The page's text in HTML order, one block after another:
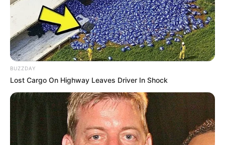
W kinach już w czwartek pojawi się nowe widowisko z
Godzillą
iKongiem. W najnowszym filmie wchodzącego w
skład zwanegoMonsterVersedwa kultowe potwory będą
musiałypołączyć siły, lub przegrać w samotności.
„Godzilla i Kong: Nowe imperium” – premiera 28 marca
Walka gigantów trwa!. Potężny Kong i przeraźliwy
Godzilla są zmuszeni stawić czoło kolosalnemu,
nieodkrytemu zagrożeniu, kryjącemu się w
naszym świecie. Stawia ono pod znakiem
zapytania istnienie potworów… oraz nasze.
BUZZDAY
Lost Cargo On Highway Leaves Driver In Shock